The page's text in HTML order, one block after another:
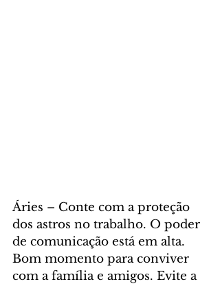
Áries – Conte com a proteção
dos astros no trabalho. O poder
de comunicação está em alta.
Bom momento para conviver
com a família e amigos. Evite a